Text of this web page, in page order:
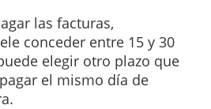
las facturas,
conceder entre 15 y 30
elegir otro plazo que
el mismo día de